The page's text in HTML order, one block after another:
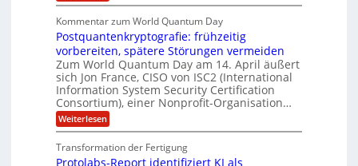
U
S
-
D
o
l
l
r
r
E
M
E
A
u
n
d
L
a
t
e
f
C
u
s
t
o
m
e
r
O
ff
n
e
t
K
o
m
p
e
t
e
n
z
A
f
t
r
a
g
s
d
ä
m
p
e
Kommentar zum World Quantum Day
Postquantenkryptografie: frühzeitig
vorbereiten, spätere Störungen vermeiden
Zum World Quantum Day am 14. April äußert
sich Jon France, CISO von ISC2 (International
Information System Security Certification
Consortium), einer Nonprofit-Organisation…
Weiterlesen:
P
s
t
Transformation der Fertigung
Protolabs-Report identifiziert KI als